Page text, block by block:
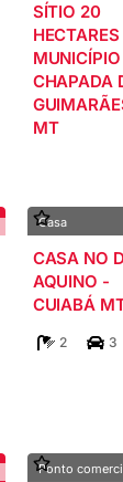
SÍTIO 20
CHAPADA
MT
Casa
CASA NO
AQUINO -
CUIABÁ
2 3
Ponto